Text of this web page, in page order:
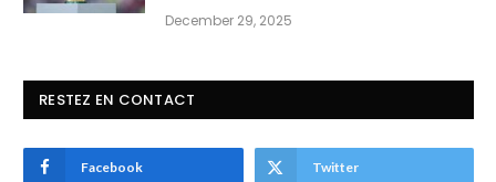
December 29, 2025
RESTEZ EN CONTACT
Facebook Twitter